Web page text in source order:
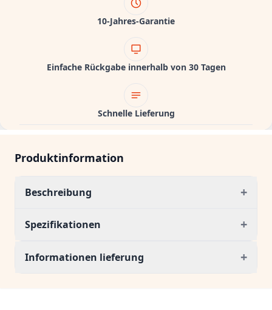
10-Jahres-Garantie
Einfache Rückgabe innerhalb von 30 Tagen
Schnelle Lieferung
Produktinformation
Beschreibung +
Spezifikationen +
Informationen lieferung +